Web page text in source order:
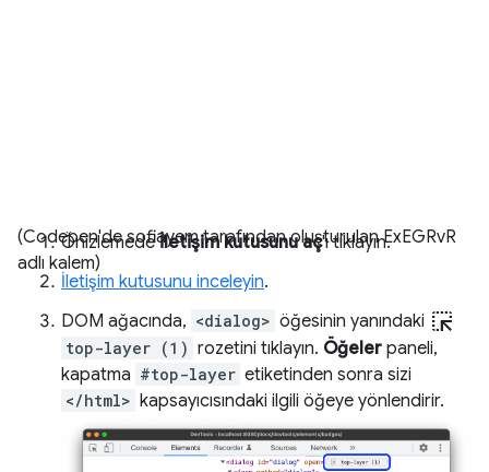
(Codepen'de sofiayem tarafından oluşturulan ExEGRvR
adlı kalem)
Önizlemedeİletişim kutusunu aç'ı tıklayın.
İletişim kutusunu inceleyin.
DOM ağacında, <dialog> öğesinin yanındaki ink_selection
top-layer (1) rozetini tıklayın. Öğeler paneli,
kapatma #top-layer etiketinden sonra sizi
</html> kapsayıcısındaki ilgili öğeye yönlendirir.